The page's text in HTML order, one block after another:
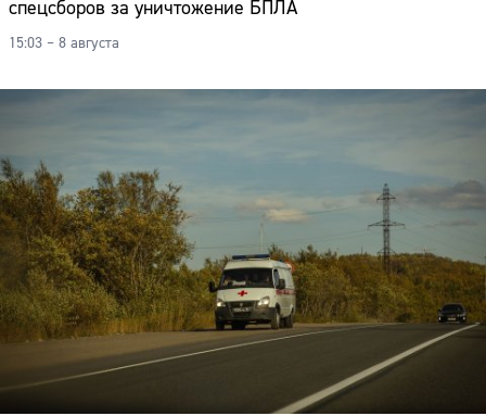
спецсборов за уничтожение БПЛА
15:03 – 8 августа